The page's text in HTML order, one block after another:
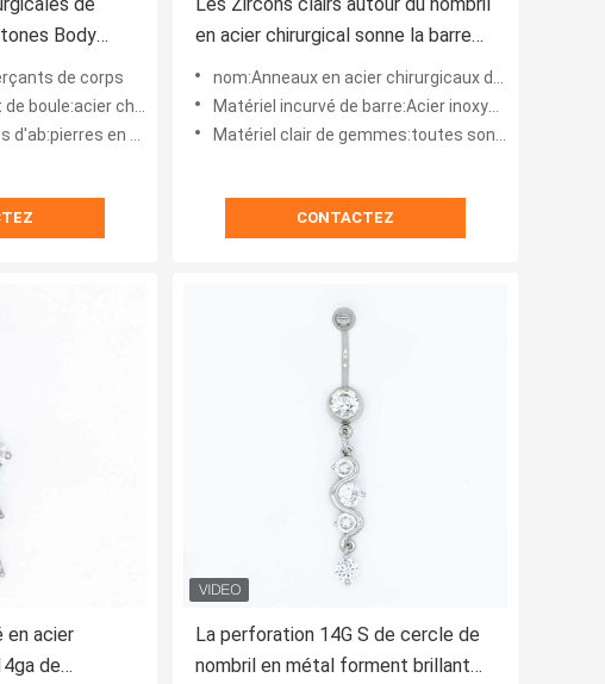
Body
de corps
chirurgical
en cristal
en acier chirurgical sonne la barre
de ventre de fleur de 12mm
nom:Anneaux en acier chirurgicaux de nombril
Matériel incurvé de barre:Acier inoxydable 316
Matériel clair de gemmes:toutes sont des gemmes de la CZ
CONTACTEZ
en acier
de
La perforation 14G S de cercle de
nombril en métal forment brillant